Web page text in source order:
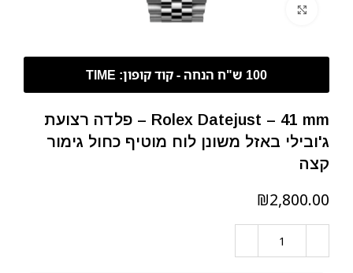
Rolex Datejust – 41 mm – פלדה רצועת
ג'ובילי באזל משונן לוח מוטיף כחול גימור
קצה
₪